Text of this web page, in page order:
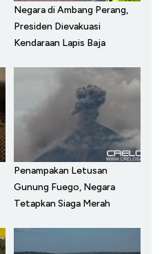
Negara di Ambang Perang,
Presiden Dievakuasi
Kendaraan Lapis Baja
Penampakan Letusan
Gunung Fuego, Negara
Tetapkan Siaga Merah